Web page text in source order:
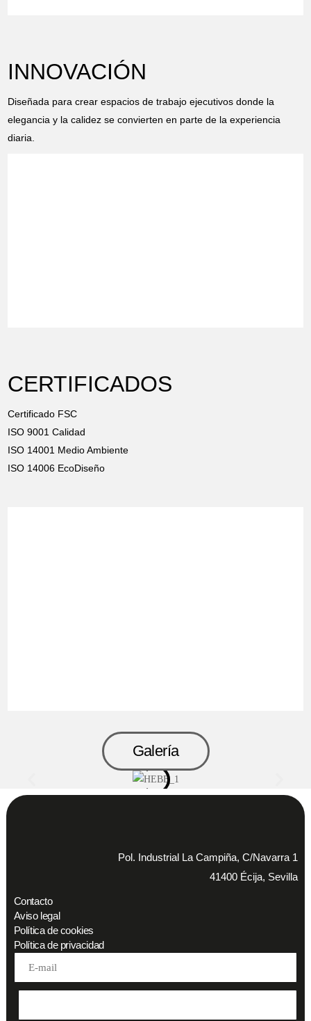
INNOVACIÓN
Diseñada para crear espacios de trabajo ejecutivos donde la
elegancia y la calidez se convierten en parte de la experiencia
diaria.
CERTIFICADOS
Certificado FSC
ISO 9001 Calidad
ISO 14001 Medio Ambiente
ISO 14006 EcoDiseño
Galería
Pol. Industrial La Campiña, C/Navarra 1
41400 Écija, Sevilla
Contacto
Aviso legal
Política de cookies
Política de privacidad